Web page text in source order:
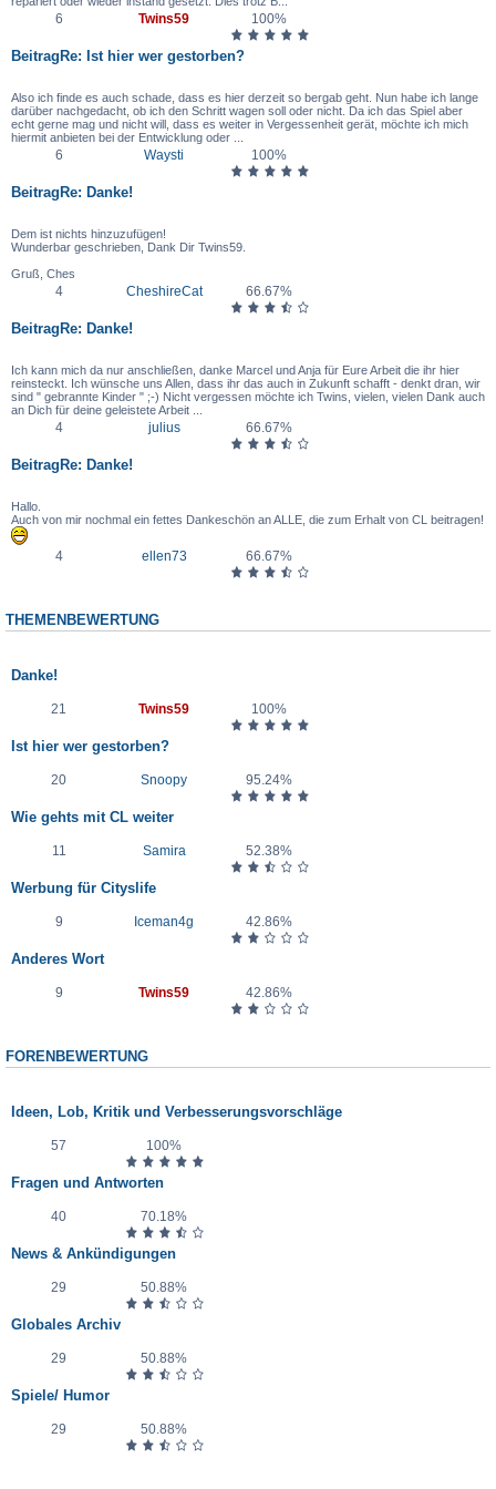
6 Twins59 100%
Beitrag Re: Ist hier wer gestorben?
Also ich finde es auch schade, dass es hier derzeit so bergab geht. Nun habe ich lange
darüber nachgedacht, ob ich den Schritt wagen soll oder nicht. Da ich das Spiel aber
echt gerne mag und nicht will, dass es weiter in Vergessenheit gerät, möchte ich mich
hiermit anbieten bei der Entwicklung oder ...
6 Waysti 100%
Beitrag Re: Danke!
Dem ist nichts hinzuzufügen!
Wunderbar geschrieben, Dank Dir Twins59.
Gruß, Ches
4 CheshireCat 66.67%
Beitrag Re: Danke!
Ich kann mich da nur anschließen, danke Marcel und Anja für Eure Arbeit die ihr hier
reinsteckt. Ich wünsche uns Allen, dass ihr das auch in Zukunft schafft - denkt dran, wir
sind " gebrannte Kinder " ;-) Nicht vergessen möchte ich Twins, vielen, vielen Dank auch
an Dich für deine geleistete Arbeit ...
4 julius 66.67%
Beitrag Re: Danke!
Hallo.
Auch von mir nochmal ein fettes Dankeschön an ALLE, die zum Erhalt von CL beitragen!
4 ellen73 66.67%
THEMENBEWERTUNG
Danke!
21 Twins59 100%
Ist hier wer gestorben?
20 Snoopy 95.24%
Wie gehts mit CL weiter
11 Samira 52.38%
Werbung für Cityslife
9 Iceman4g 42.86%
Anderes Wort
9 Twins59 42.86%
FORENBEWERTUNG
Ideen, Lob, Kritik und Verbesserungsvorschläge
57 100%
Fragen und Antworten
40 70.18%
News & Ankündigungen
29 50.88%
Globales Archiv
29 50.88%
Spiele/ Humor
29 50.88%